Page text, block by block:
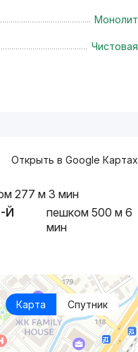
Монолит
Чистовая
Открыть в Google Картах
277 м 3 мин
Й
пешком 500 м 6
мин
Карта Спутник